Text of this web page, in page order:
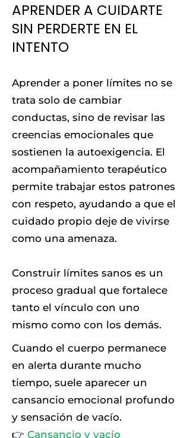
APRENDER A CUIDARTE
SIN PERDERTE EN EL
INTENTO
Aprender a poner límites no se
trata solo de cambiar
conductas, sino de revisar las
creencias emocionales que
sostienen la autoexigencia. El
acompañamiento terapéutico
permite trabajar estos patrones
con respeto, ayudando a que el
cuidado propio deje de vivirse
como una amenaza.
Construir límites sanos es un
proceso gradual que fortalece
tanto el vínculo con uno
mismo como con los demás.
Cuando el cuerpo permanece
en alerta durante mucho
tiempo, suele aparecer un
cansancio emocional profundo
y sensación de vacío.
👉 Cansancio y vacío